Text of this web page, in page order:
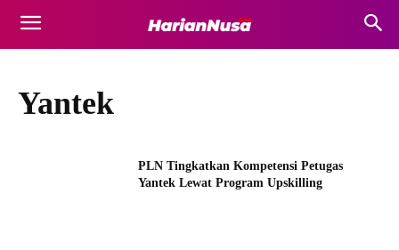
Yantek
PLN Tingkatkan Kompetensi Petugas
Yantek Lewat Program Upskilling